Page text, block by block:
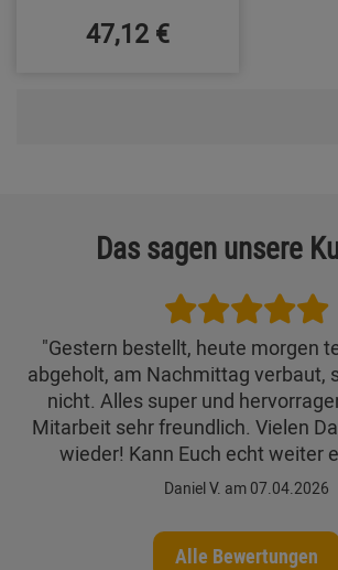
47,12 €
Das sagen unsere
"Gestern bestellt, heute morgen
abgeholt, am Nachmittag verbaut,
nicht. Alles super und
Mitarbeit sehr freundlich. Vielen
wieder! Kann Euch echt weiter
Daniel V. am 07.04.2026
Alle Bewertungen